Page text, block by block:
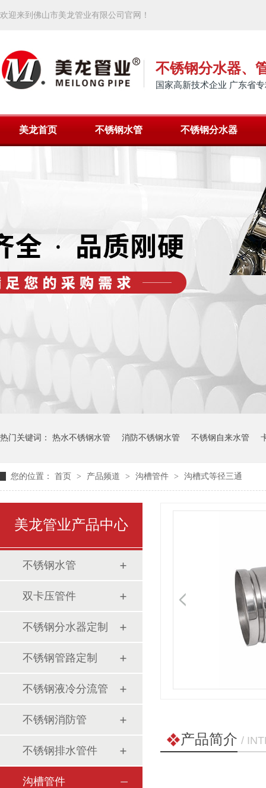
欢迎来到佛山市美龙管业有限公司官网！
不锈钢分水器、
国家高新技术企业 广东省
美龙首页 不锈钢水管 不锈钢分水器
热门关键词： 热水不锈钢水管 消防不锈钢水管 不锈钢自来水管
您的位置： 首页 > 产品频道 > 沟槽管件 > 沟槽式等径三通
美龙管业产品中心
不锈钢水管
双卡压管件
不锈钢分水器定制
不锈钢管路定制
不锈钢液冷分流管
不锈钢消防管
不锈钢排水管件
沟槽管件
产品简介 /